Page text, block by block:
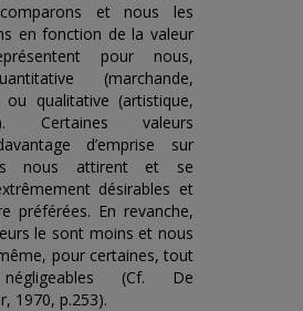
et nous les
en fonction de la valeur
pour nous,
(marchande,
ou qualitative (artistique,
Certaines valeurs
d’emprise sur
nous attirent et se
désirables et
préférées. En revanche,
le sont moins et nous
pour certaines, tout
(Cf. De
1970, p.253).